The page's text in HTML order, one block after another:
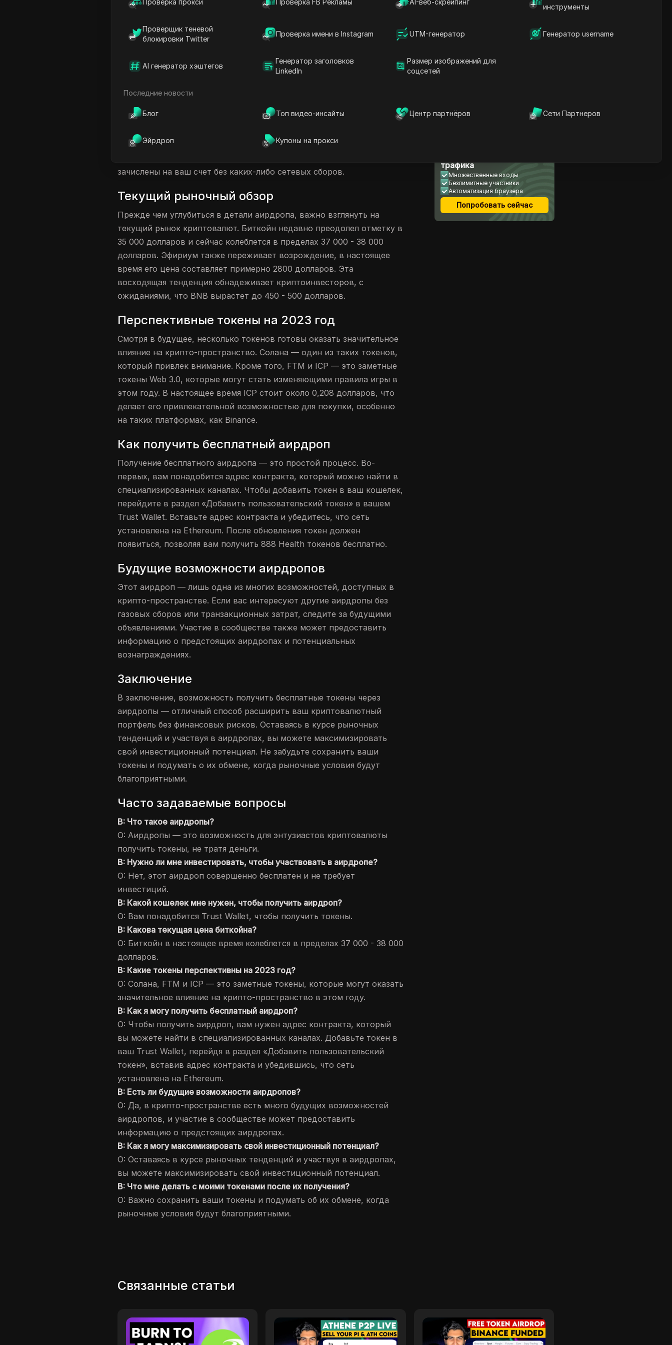
Проверка прокси Проверка FB Рекламы AI-веб-скрейпинг
инструменты
Проверщик теневой
блокировки Twitter
Проверка имени в Instagram UTM-генератор Генератор username
AI генератор хэштегов
Генератор заголовков
LinkedIn
Размер изображений для
соцсетей
Последние новости
Блог Топ видео-инсайты Центр партнёров Сети Партнеров
Эйрдроп Купоны на прокси
Будущие возможности аирдропов
Заключение
Часто задаваемые вопросы
криптовалюты получить токены, не тратя деньги. В этой статье мы
инвестиций, позволяя вам получать токены напрямую в ваш
зачислены на ваш счет без каких-либо сетевых сборов.
Текущий рыночный обзор
Прежде чем углубиться в детали аирдропа, важно взглянуть на
текущий рынок криптовалют. Биткойн недавно преодолел отметку в
35 000 долларов и сейчас колеблется в пределах 37 000 - 38 000
долларов. Эфириум также переживает возрождение, в настоящее
время его цена составляет примерно 2800 долларов. Эта
восходящая тенденция обнадеживает криптоинвесторов, с
ожиданиями, что BNB вырастет до 450 - 500 долларов.
Перспективные токены на 2023 год
Смотря в будущее, несколько токенов готовы оказать значительное
влияние на крипто-пространство. Солана — один из таких токенов,
который привлек внимание. Кроме того, FTM и ICP — это заметные
токены Web 3.0, которые могут стать изменяющими правила игры в
этом году. В настоящее время ICP стоит около 0,208 долларов, что
делает его привлекательной возможностью для покупки, особенно
на таких платформах, как Binance.
Как получить бесплатный аирдроп
Получение бесплатного аирдропа — это простой процесс. Во-
первых, вам понадобится адрес контракта, который можно найти в
специализированных каналах. Чтобы добавить токен в ваш кошелек,
перейдите в раздел «Добавить пользовательский токен» в вашем
Trust Wallet. Вставьте адрес контракта и убедитесь, что сеть
установлена на Ethereum. После обновления токен должен
появиться, позволяя вам получить 888 Health токенов бесплатно.
Будущие возможности аирдропов
Этот аирдроп — лишь одна из многих возможностей, доступных в
крипто-пространстве. Если вас интересуют другие аирдропы без
газовых сборов или транзакционных затрат, следите за будущими
объявлениями. Участие в сообществе также может предоставить
информацию о предстоящих аирдропах и потенциальных
вознаграждениях.
Заключение
В заключение, возможность получить бесплатные токены через
аирдропы — отличный способ расширить ваш криптовалютный
портфель без финансовых рисков. Оставаясь в курсе рыночных
тенденций и участвуя в аирдропах, вы можете максимизировать
свой инвестиционный потенциал. Не забудьте сохранить ваши
токены и подумать о их обмене, когда рыночные условия будут
благоприятными.
Часто задаваемые вопросы
В: Что такое аирдропы?
О: Аирдропы — это возможность для энтузиастов криптовалюты
получить токены, не тратя деньги.
В: Нужно ли мне инвестировать, чтобы участвовать в аирдропе?
О: Нет, этот аирдроп совершенно бесплатен и не требует
инвестиций.
В: Какой кошелек мне нужен, чтобы получить аирдроп?
О: Вам понадобится Trust Wallet, чтобы получить токены.
В: Какова текущая цена биткойна?
О: Биткойн в настоящее время колеблется в пределах 37 000 - 38 000
долларов.
В: Какие токены перспективны на 2023 год?
О: Солана, FTM и ICP — это заметные токены, которые могут оказать
значительное влияние на крипто-пространство в этом году.
В: Как я могу получить бесплатный аирдроп?
О: Чтобы получить аирдроп, вам нужен адрес контракта, который
вы можете найти в специализированных каналах. Добавьте токен в
ваш Trust Wallet, перейдя в раздел «Добавить пользовательский
токен», вставив адрес контракта и убедившись, что сеть
установлена на Ethereum.
В: Есть ли будущие возможности аирдропов?
О: Да, в крипто-пространстве есть много будущих возможностей
аирдропов, и участие в сообществе может предоставить
информацию о предстоящих аирдропах.
В: Как я могу максимизировать свой инвестиционный потенциал?
О: Оставаясь в курсе рыночных тенденций и участвуя в аирдропах,
вы можете максимизировать свой инвестиционный потенциал.
В: Что мне делать с моими токенами после их получения?
О: Важно сохранить ваши токены и подумать об их обмене, когда
рыночные условия будут благоприятными.
Содержание
Введение в бесплатные
Текущий рыночный
бесплатный аирдроп
Будущие возможности
вопросы
трафика
Множественные входы
Безлимитные участники
Автоматизация браузера
Попробовать сейчас
Связанные статьи